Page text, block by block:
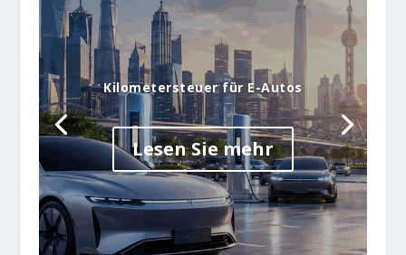
Kilometersteuer für E-Autos
Lesen Sie mehr